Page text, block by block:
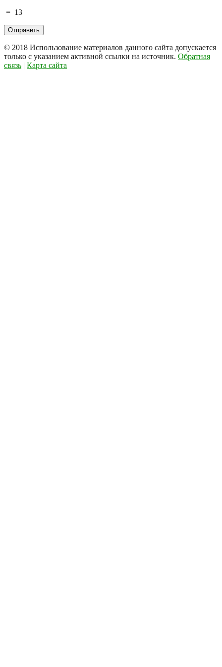
= 13
© 2018 Использование материалов данного сайта допускается
только с указанием активной ссылки на источник. Обратная
связь | Карта сайта